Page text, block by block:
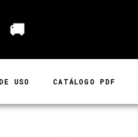
🚚
USO CATÁLOGO PDF